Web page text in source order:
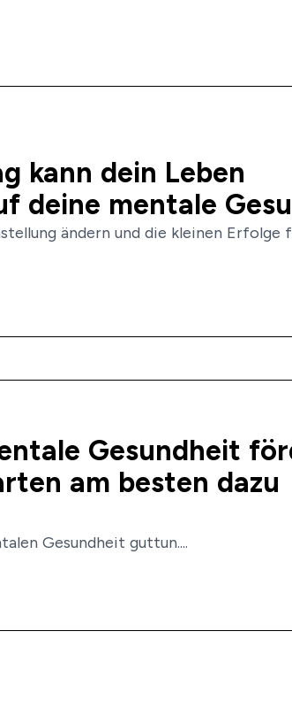
kann dein Leben
deine mentale
ändern und die kleinen Erfolge
Gesundheit
am besten dazu
Gesundheit guttun....